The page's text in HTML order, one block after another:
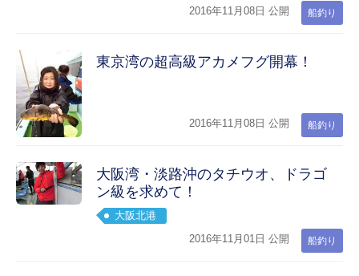
船釣り
2016年11月08日 公開
東京湾の超高級アカメフグ開幕！
船釣り
2016年11月08日 公開
大阪湾・淡路沖のタチウオ、ドラゴ
ン級を求めて！
大阪北港
船釣り
2016年11月01日 公開